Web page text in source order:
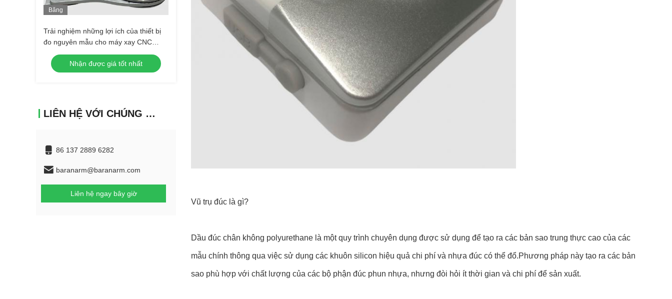
Băng
Trải nghiệm những lợi ích của thiết bị
đo nguyên mẫu cho máy xay CNC
chính xác
Nhận được giá tốt nhất
LIÊN HỆ VỚI CHÚNG TÔI
86 137 2889 6282
baranarm@baranarm.com
Liên hệ ngay bây giờ
Vũ trụ đúc là gì?
Dầu đúc chân không polyurethane là một quy trình chuyên dụng được sử dụng để tạo ra các bản sao trung thực cao của các
mẫu chính thông qua việc sử dụng các khuôn silicon hiệu quả chi phí và nhựa đúc có thể đổ.Phương pháp này tạo ra các bản
sao phù hợp với chất lượng của các bộ phận đúc phun nhựa, nhưng đòi hỏi ít thời gian và chi phí để sản xuất.